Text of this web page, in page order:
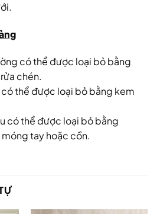
có thể được loại bỏ bằng
chén.
thể được loại bỏ bằng kem
có thể được loại bỏ bằng
tay hoặc cồn.